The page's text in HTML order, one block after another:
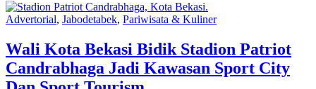
Advertorial, Jabodetabek, Pariwisata & Kuliner
Wali Kota Bekasi Bidik Stadion Patriot
Candrabhaga Jadi Kawasan Sport City